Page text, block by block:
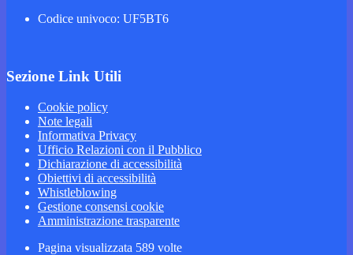
Codice univoco: UF5BT6
Sezione Link Utili
Cookie policy
Note legali
Informativa Privacy
Ufficio Relazioni con il Pubblico
Dichiarazione di accessibilità
Obiettivi di accessibilità
Whistleblowing
Gestione consensi cookie
Amministrazione trasparente
Pagina visualizzata 589 volte